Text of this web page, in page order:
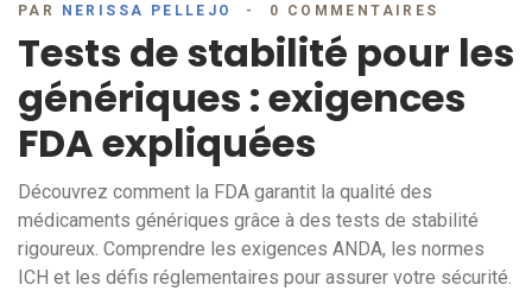
PAR NERISSA PELLEJO 0 COMMENTAIRES
Tests de stabilité pour les
génériques : exigences
FDA expliquées
Découvrez comment la FDA garantit la qualité des
médicaments génériques grâce à des tests de stabilité
rigoureux. Comprendre les exigences ANDA, les normes
ICH et les défis réglementaires pour assurer votre sécurité.